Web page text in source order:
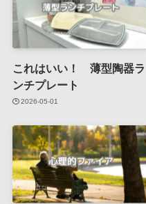
これはいい！ 薄型陶器ラ
ンチプレート
2026-05-01